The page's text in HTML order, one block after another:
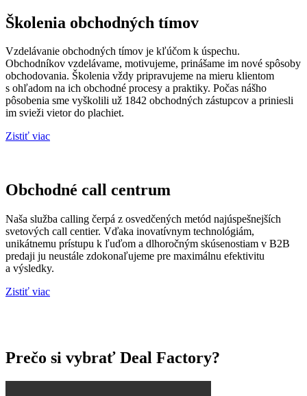
Školenia obchodných tímov
Vzdelávanie obchodných tímov je kľúčom k úspechu.
Obchodníkov vzdelávame, motivujeme, prinášame im nové spôsoby
obchodovania. Školenia vždy pripravujeme na mieru klientom
s ohľadom na ich obchodné procesy a praktiky. Počas nášho
pôsobenia sme vyškolili už 1842 obchodných zástupcov a priniesli
im svieži vietor do plachiet.
Zistiť viac
Obchodné call centrum
Naša služba calling čerpá z osvedčených metód najúspešnejších
svetových call centier. Vďaka inovatívnym technológiám,
unikátnemu prístupu k ľuďom a dlhoročným skúsenostiam v B2B
predaji ju neustále zdokonaľujeme pre maximálnu efektivitu
a výsledky.
Zistiť viac
Prečo si vybrať Deal Factory?